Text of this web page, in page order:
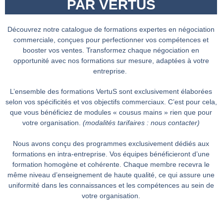
PAR VERTUS
Découvrez notre catalogue de formations expertes en négociation
commerciale, conçues pour perfectionner vos compétences et
booster vos ventes. Transformez chaque négociation en
opportunité avec nos formations sur mesure, adaptées à votre
entreprise.
L’ensemble des formations VertuS sont exclusivement élaborées
selon vos spécificités et vos objectifs commerciaux. C’est pour cela,
que vous bénéficiez de modules « cousus mains » rien que pour
votre organisation. (modalités tarifaires : nous contacter)
Nous avons conçu des programmes exclusivement dédiés aux
formations en intra-entreprise. Vos équipes bénéficieront d’une
formation homogène et cohérente. Chaque membre recevra le
même niveau d’enseignement de haute qualité, ce qui assure une
uniformité dans les connaissances et les compétences au sein de
votre organisation.